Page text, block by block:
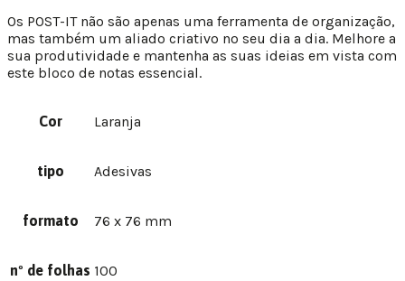
Os POST-IT não são apenas uma ferramenta de organização,
mas também um aliado criativo no seu dia a dia. Melhore a
sua produtividade e mantenha as suas ideias em vista com
este bloco de notas essencial.
Cor Laranja
tipo Adesivas
formato 76 x 76 mm
nº de folhas 100